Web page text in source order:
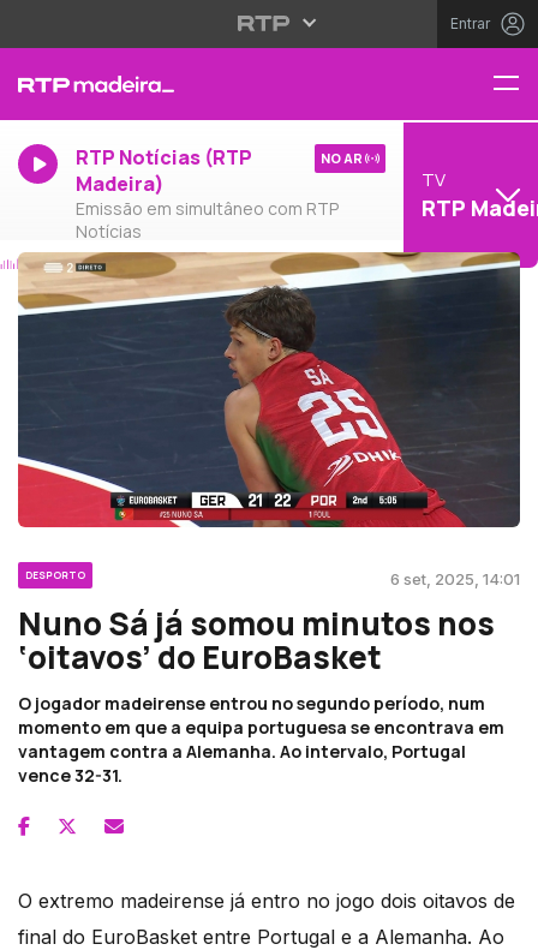
Entrar
RTP Notícias (RTP
Madeira)
Emissão em simultâneo com RTP
Notícias
NO AR
TV
RTP
DESPORTO 6 set, 2025, 14:01
Nuno Sá já somou minutos nos
‘oitavos’ do EuroBasket
O jogador madeirense entrou no segundo período, num
momento em que a equipa portuguesa se encontrava em
vantagem contra a Alemanha. Ao intervalo, Portugal
vence 32-31.
O extremo madeirense já entro no jogo dois oitavos de
final do EuroBasket entre Portugal e a Alemanha. Ao